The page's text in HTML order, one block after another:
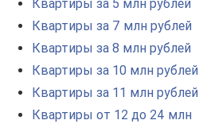
Квартиры за 5 млн рублей
Квартиры за 7 млн рублей
Квартиры за 8 млн рублей
Квартиры за 10 млн рублей
Квартиры за 11 млн рублей
Квартиры от 12 до 24 млн